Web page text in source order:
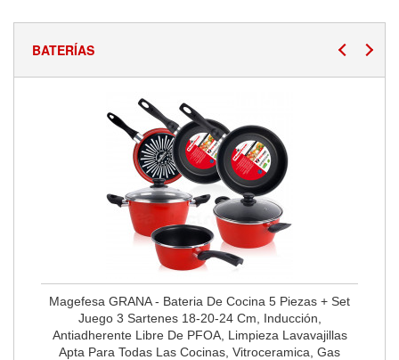
BATERÍAS
Magefesa GRANA - Bateria De Cocina 5 Piezas + Set
Juego 3 Sartenes 18-20-24 Cm, Inducción,
Antiadherente Libre De PFOA, Limpieza Lavavajillas
Apta Para Todas Las Cocinas, Vitroceramica, Gas